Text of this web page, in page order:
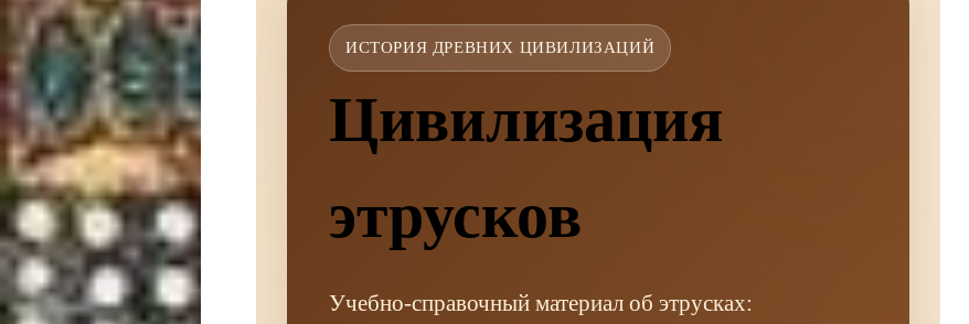
ИСТОРИЯ ДРЕВНИХ ЦИВИЛИЗАЦИЙ
Цивилизация
этрусков
Учебно-справочный материал об этрусках: